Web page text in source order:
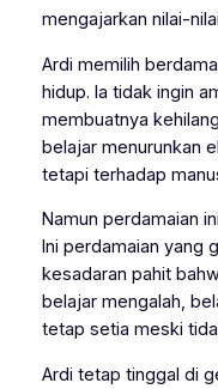
mengajarkan nilai-
Ardi memilih
hidup. Ia tidak ingin
membuatnya
belajar menurunkan
tetapi terhadap
Namun perdamaian
Ini perdamaian yang
kesadaran pahit
belajar mengalah,
tetap setia meski
Ardi tetap tinggal di